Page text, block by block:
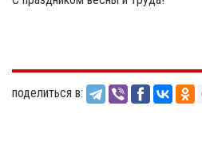
поделиться в: